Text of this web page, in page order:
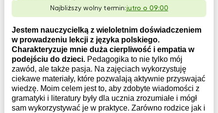
Najbliższy wolny termin:jutro o 09:00
Jestem nauczycielką z wieloletnim doświadczeniem
w prowadzeniu lekcji z języka polskiego.
Charakteryzuje mnie duża cierpliwość i empatia w
podejściu do dzieci. Pedagogika to nie tylko mój
zawód, ale także pasja. Na zajęciach wykorzystuję
ciekawe materiały, które pozwalają aktywnie przyswajać
wiedzę. Moim celem jest to, aby zdobyte wiadomości z
gramatyki i literatury były dla ucznia zrozumiałe i mógł
sam wykorzystywać je w praktyce. Zarówno rodzice jak i